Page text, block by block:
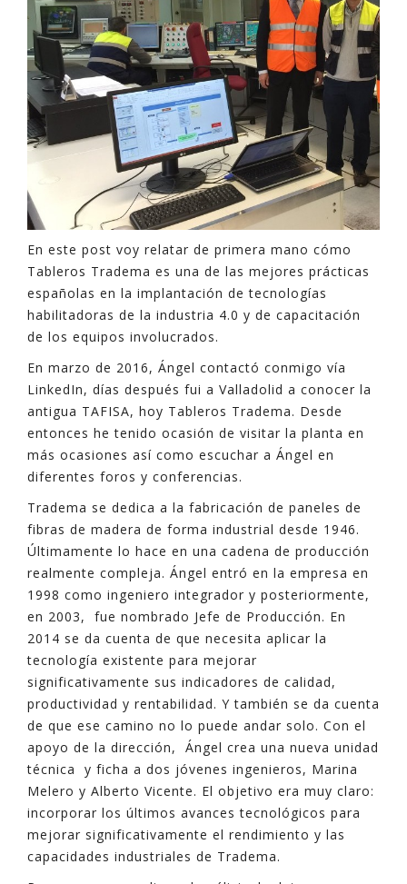
En este post voy relatar de primera mano cómo
Tableros Tradema es una de las mejores prácticas
españolas en la implantación de tecnologías
habilitadoras de la industria 4.0 y de capacitación
de los equipos involucrados.
En marzo de 2016, Ángel contactó conmigo vía
LinkedIn, días después fui a Valladolid a conocer la
antigua TAFISA, hoy Tableros Tradema. Desde
entonces he tenido ocasión de visitar la planta en
más ocasiones así como escuchar a Ángel en
diferentes foros y conferencias.
Tradema se dedica a la fabricación de paneles de
fibras de madera de forma industrial desde 1946.
Últimamente lo hace en una cadena de producción
realmente compleja. Ángel entró en la empresa en
1998 como ingeniero integrador y posteriormente,
en 2003, fue nombrado Jefe de Producción. En
2014 se da cuenta de que necesita aplicar la
tecnología existente para mejorar
significativamente sus indicadores de calidad,
productividad y rentabilidad. Y también se da cuenta
de que ese camino no lo puede andar solo. Con el
apoyo de la dirección, Ángel crea una nueva unidad
técnica y ficha a dos jóvenes ingenieros, Marina
Melero y Alberto Vicente. El objetivo era muy claro:
incorporar los últimos avances tecnológicos para
mejorar significativamente el rendimiento y las
capacidades industriales de Tradema.